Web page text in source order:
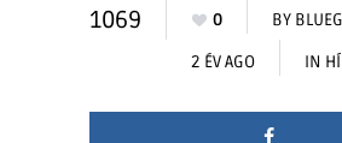
1069 0 BY
2 ÉV AGO IN